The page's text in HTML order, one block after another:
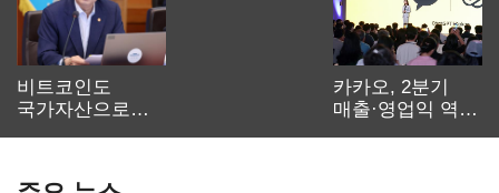
비트코인도
국가자산으로…'
카카오, 2분기
매출·영업익 역대